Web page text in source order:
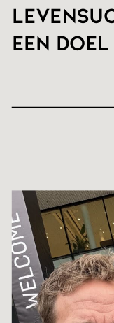
een doel